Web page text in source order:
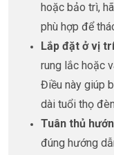
hoặc bảo trì,
phù hợp để
Lắp đặt ở vị
rung lắc hoặc
Điều này giúp
dài tuổi thọ
Tuân thủ
đúng hướng